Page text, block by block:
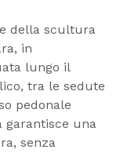
della scultura
in
lungo il
tra le sedute
pedonale
garantisce una
senza